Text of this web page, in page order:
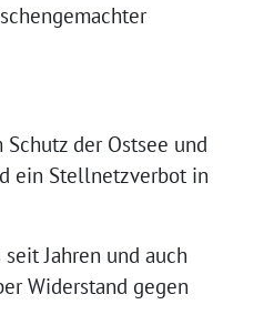
der Ostsee und
ein Stellnetzverbot in
Jahren und auch
Widerstand gegen